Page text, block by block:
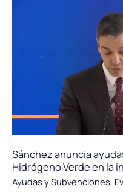
Industrialización
C.Valenciana
Sánchez anuncia
Hidrógeno Verde en la
Ayudas y Subvenciones,